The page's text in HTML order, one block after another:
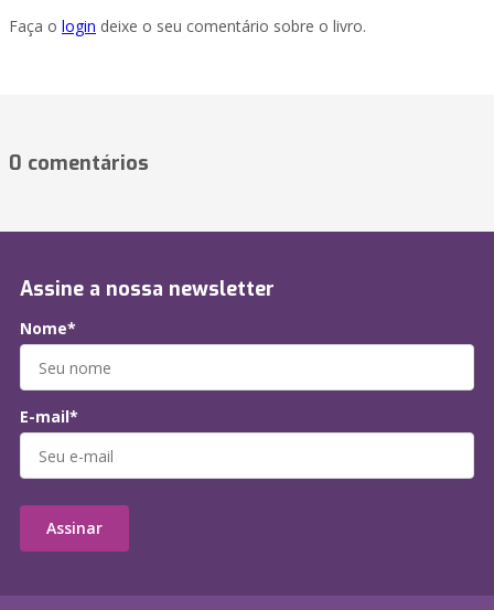
Faça o login deixe o seu comentário sobre o livro.
0 comentários
Assine a nossa newsletter
Nome*
E-mail*
Assinar